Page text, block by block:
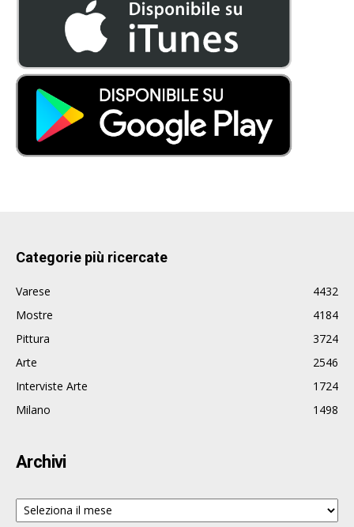
Categorie più ricercate
Varese
4432
Mostre
4184
Pittura
3724
Arte
2546
Interviste Arte
1724
Milano
1498
Archivi
Archivi